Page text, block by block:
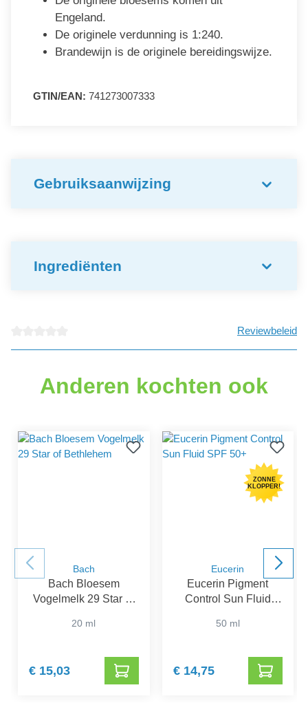
Engeland.
De originele verdunning is 1:240.
Brandewijn is de originele bereidingswijze.
GTIN/EAN: 741273007333
Gebruiksaanwijzing
Ingrediënten
Reviewbeleid
Anderen kochten ook
Bach
Bach Bloesem
Vogelmelk 29 Star of
20 ml
€ 15,03
ZONNE
KLOPPER!
Eucerin
Eucerin Pigment
Control Sun Fluid
50 ml
€ 14,75